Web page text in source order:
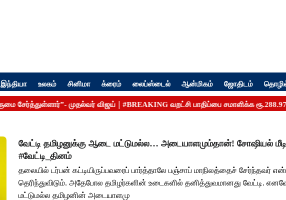
இந்தியா உலகம் சினிமா க்ரைம் லைப்ஸ்டைல் ஆன்மிகம் ஜோதிடம்
வேட்டி தமிழனுக்கு ஆடை மட்டுமல்ல… அடையாளமும்தான்! சோஷியல்
#வேட்டி_தினம்
தலையில் டர்பன் கட்டியிருப்பவரைப் பார்த்தாலே பஞ்சாப் மாநிலத்தைச் சேர்ந்தவர்
தெரிந்துவிடும். அதேபோல தமிழர்களின் உடைகளில் தனித்துவமானது வேட்டி.
மட்டுமல்ல தமிழனின் அடையாளமு